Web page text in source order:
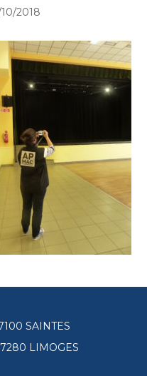
2018
SAINTES
LIMOGES